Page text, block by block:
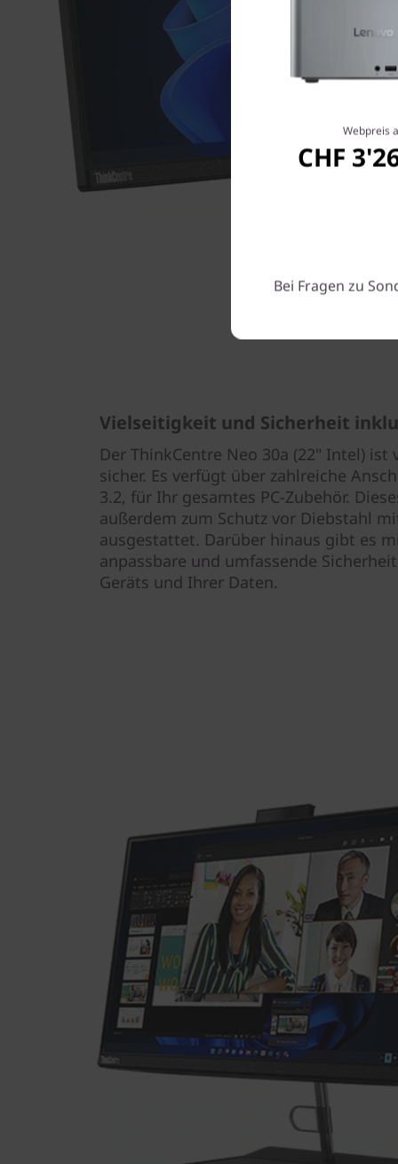
Vielseitigkeit und Sicherheit
Der ThinkCentre Neo 30a (22" Intel)
sicher. Es verfügt über zahlreiche
3.2, für Ihr gesamtes PC-Zubehör.
außerdem zum Schutz vor Diebstahl
ausgestattet. Darüber hinaus gibt es
anpassbare und umfassende
Geräts und Ihrer Daten.
Webpreis
CHF
Bei Fragen zu